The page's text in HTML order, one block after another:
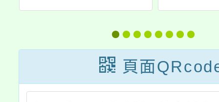
性私密影像主題
跨校共備」
答
頁面